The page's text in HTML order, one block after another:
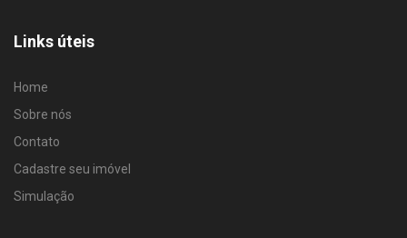
Links úteis
Home
Sobre nós
Contato
Cadastre seu imóvel
Simulação